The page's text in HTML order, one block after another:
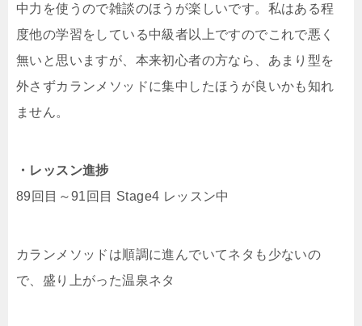
中力を使うので雑談のほうが楽しいです。私はある程
度他の学習をしている中級者以上ですのでこれで悪く
無いと思いますが、本来初心者の方なら、あまり型を
外さずカランメソッドに集中したほうが良いかも知れ
ません。
・レッスン進捗
89回目～91回目 Stage4 レッスン中
カランメソッドは順調に進んでいてネタも少ないの
で、盛り上がった温泉ネタ